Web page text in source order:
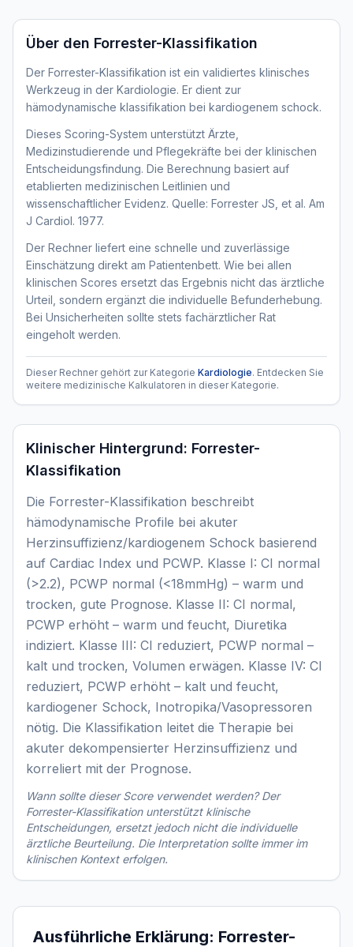
Über den Forrester-Klassifikation
Der Forrester-Klassifikation ist ein validiertes klinisches
Werkzeug in der Kardiologie. Er dient zur
hämodynamische klassifikation bei kardiogenem schock.
Dieses Scoring-System unterstützt Ärzte,
Medizinstudierende und Pflegekräfte bei der klinischen
Entscheidungsfindung. Die Berechnung basiert auf
etablierten medizinischen Leitlinien und
wissenschaftlicher Evidenz. Quelle: Forrester JS, et al. Am
J Cardiol. 1977.
Der Rechner liefert eine schnelle und zuverlässige
Einschätzung direkt am Patientenbett. Wie bei allen
klinischen Scores ersetzt das Ergebnis nicht das ärztliche
Urteil, sondern ergänzt die individuelle Befunderhebung.
Bei Unsicherheiten sollte stets fachärztlicher Rat
eingeholt werden.
Dieser Rechner gehört zur Kategorie Kardiologie. Entdecken Sie
weitere medizinische Kalkulatoren in dieser Kategorie.
Klinischer Hintergrund: Forrester-
Klassifikation
Die Forrester-Klassifikation beschreibt
hämodynamische Profile bei akuter
Herzinsuffizienz/kardiogenem Schock basierend
auf Cardiac Index und PCWP. Klasse I: CI normal
(>2.2), PCWP normal (<18mmHg) – warm und
trocken, gute Prognose. Klasse II: CI normal,
PCWP erhöht – warm und feucht, Diuretika
indiziert. Klasse III: CI reduziert, PCWP normal –
kalt und trocken, Volumen erwägen. Klasse IV: CI
reduziert, PCWP erhöht – kalt und feucht,
kardiogener Schock, Inotropika/Vasopressoren
nötig. Die Klassifikation leitet die Therapie bei
akuter dekompensierter Herzinsuffizienz und
korreliert mit der Prognose.
Wann sollte dieser Score verwendet werden? Der
Forrester-Klassifikationunterstützt klinische
Entscheidungen, ersetzt jedoch nicht die individuelle
ärztliche Beurteilung. Die Interpretation sollte immer im
klinischen Kontext erfolgen.
Ausführliche Erklärung: Forrester-